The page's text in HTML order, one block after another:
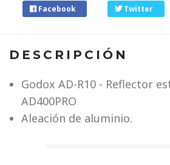
Facebook Twitter
DESCRIPCIÓN
Godox AD-R10 - Reflector
AD400PRO
Aleación de aluminio.